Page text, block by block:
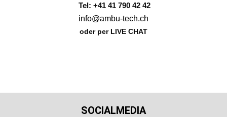
Tel: +41 41 790 42 42
info@ambu-tech.ch
oder per LIVE CHAT
SOCIALMEDIA